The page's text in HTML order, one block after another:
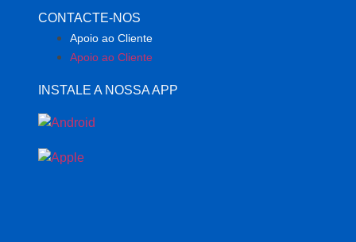
CONTACTE-NOS
Apoio ao Cliente
Apoio ao Cliente
INSTALE A NOSSA APP